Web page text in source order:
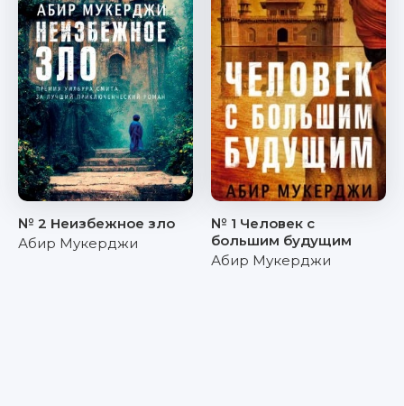
№ 2 Неизбежное зло
Абир Мукерджи
№ 1 Человек с
большим будущим
Абир Мукерджи